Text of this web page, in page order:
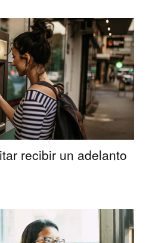
recibir un adelanto